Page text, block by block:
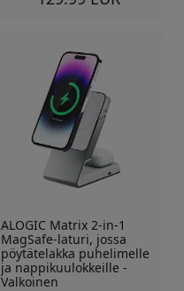
ALOGIC Matrix 2-in-1
MagSafe-laturi, jossa
pöytätelakka puhelimelle
ja nappikuulokkeille -
Valkoinen